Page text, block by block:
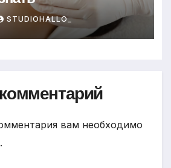
STUDIOHALLO_
вам необходимо
.